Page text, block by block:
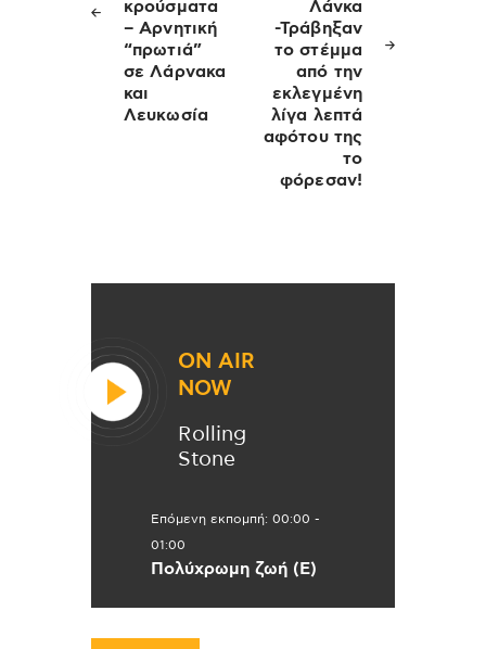
κρούσματα
– Αρνητική
“πρωτιά”
σε Λάρνακα
και
Λευκωσία
Λάνκα
-Τράβηξαν
το στέμμα
από την
εκλεγμένη
λίγα λεπτά
αφότου της
το
φόρεσαν!
ON AIR
NOW
Rolling
Stone
Επόμενη εκπομπή: 00:00 -
01:00
Πολύχρωμη ζωή (Ε)